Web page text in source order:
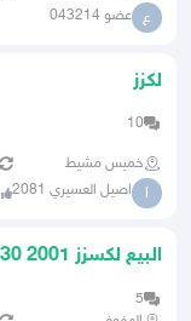
ع عضو 043214
لكزز
10
خميس مشيط
ا اصيل العسيري 2081
البيع لكسزز 2001 430
5